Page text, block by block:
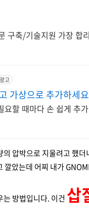
축/기술지원 가장 합
광고
가상으로 추가하세요
할 때마다 손 쉽게 추
압박으로 지울려고 했더
았는데 어찌 내가
방법입니다. 이건 삽